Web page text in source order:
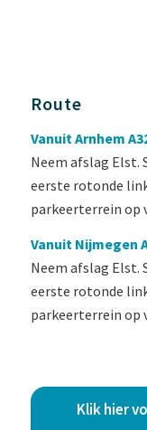
Route
Vanuit Arnhem
Neem afslag Elst.
eerste rotonde
parkeerterrein op
Vanuit Nijmegen
Neem afslag Elst.
eerste rotonde
parkeerterrein op
Klik hier